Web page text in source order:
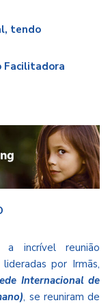
tendo
Facilitadora
a incrível reunião
por Irmãs,
Internacional de
, se reuniram de